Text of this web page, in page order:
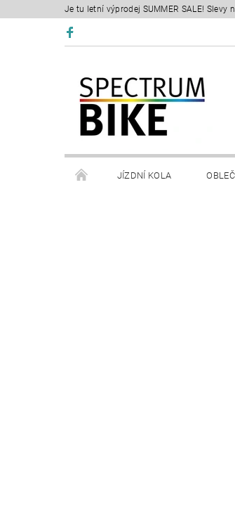
Je tu letní výprodej SUMMER SALE! Slevy
JÍZDNÍ KOLA